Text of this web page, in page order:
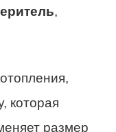
,
которая
размер